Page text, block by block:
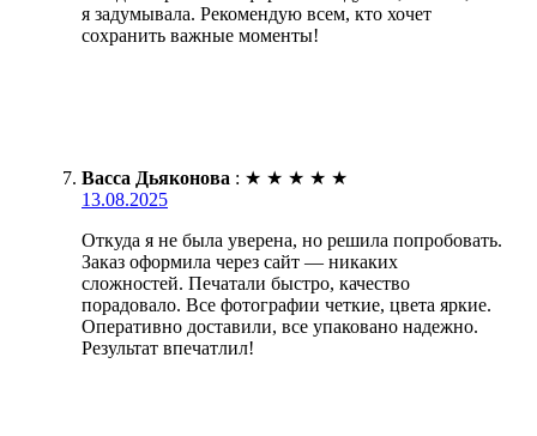
я задумывала. Рекомендую всем, кто хочет
сохранить важные моменты!
Васса Дьяконова : ★ ★ ★ ★ ★
13.08.2025
Откуда я не была уверена, но решила попробовать.
Заказ оформила через сайт — никаких
сложностей. Печатали быстро, качество
порадовало. Все фотографии четкие, цвета яркие.
Оперативно доставили, все упаковано надежно.
Результат впечатлил!